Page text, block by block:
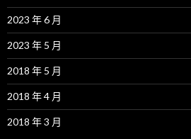
2023 年 6 月
2023 年 5 月
2018 年 5 月
2018 年 4 月
2018 年 3 月